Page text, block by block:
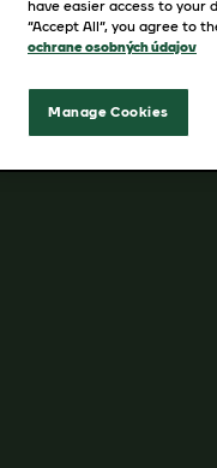
have easier access to your
“Accept All”, you agree to
ochrane osobných údajov
Manage Cookies